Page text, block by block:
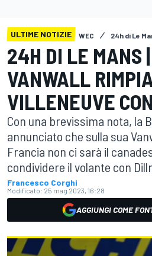
ULTIME NOTIZIE WEC 24h di Le
24H DI LE MANS
VANWALL
VILLENEUVE
Con una brevissima nota, la
annunciato che sulla sua
Francia non ci sarà il
condividere il volante con
Francesco Corghi
Modificato: 25 mag 2023, 16:28
AGGIUNGI COME